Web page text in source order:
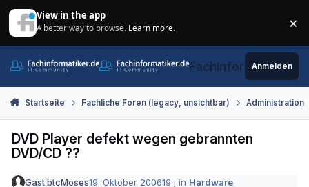
View in the app
A better way to browse. Learn more. ×
Fachinformatiker.de
Anmelden
Startseite Fachliche Foren (legacy, unsichtbar) Administration
DVD Player defekt wegen gebrannten
DVD/CD ??
Gast btcMoses19. Oktober 200619 j in Hardware